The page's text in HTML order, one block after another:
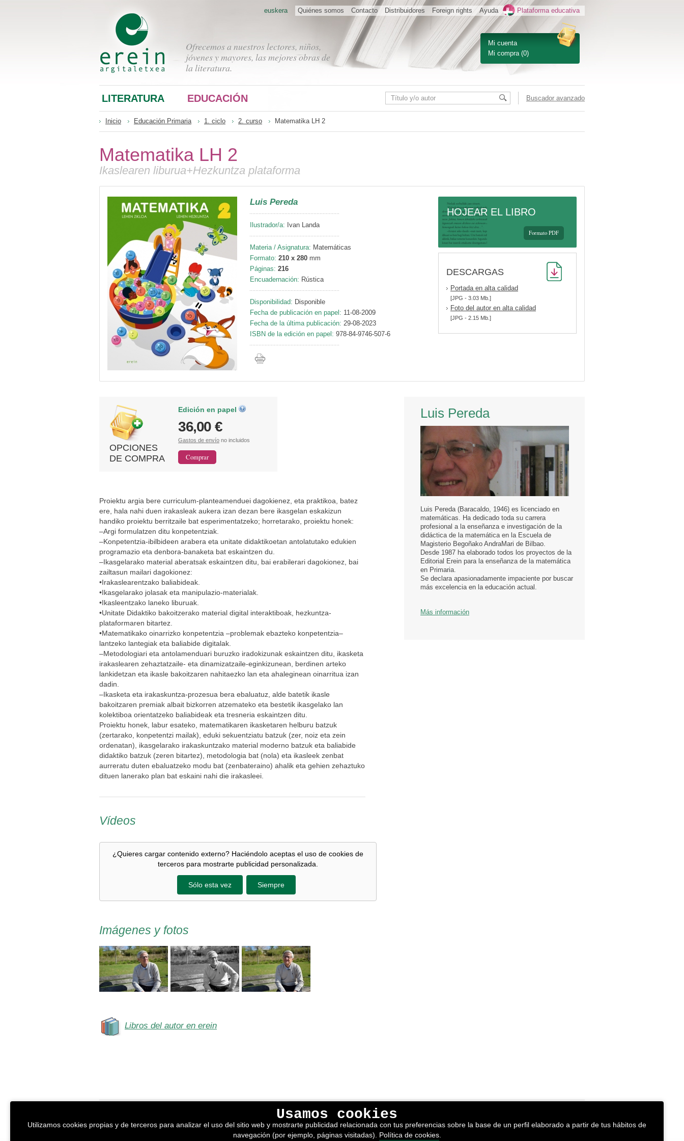
Mi cuenta
Mi compra (0)
Ofrecemos a nuestros lectores, niños,
jóvenes y mayores, las mejores obras de
la literatura.
Quiénes somos Contacto Distribuidores Foreign rights Ayuda Plataforma educativa
euskera
LITERATURA EDUCACIÓN Buscador avanzado
Inicio Educación Primaria 1. ciclo 2. curso Matematika LH 2
Matematika LH 2
Ikaslearen liburua+Hezkuntza plataforma
Luis Pereda
Ilustrador/a: Ivan Landa
Materia / Asignatura: Matemáticas
Formato: 210 x 280 mm
Páginas: 216
Encuadernación: Rústica
Disponibilidad: Disponible
Fecha de publicación en papel: 11-08-2009
Fecha de la última publicación: 29-08-2023
ISBN de la edición en papel: 978-84-9746-507-6
HOJEAR EL LIBRO
Formato PDF
DESCARGAS
Portada en alta calidad
[JPG - 3.03 Mb.]
Foto del autor en alta calidad
[JPG - 2.15 Mb.]
OPCIONES
DE COMPRA
Edición en papel
36,00 €
Gastos de envío no incluidos
Proiektu argia bere curriculum-planteamenduei dagokienez, eta praktikoa, batez
ere, hala nahi duen irakasleak aukera izan dezan bere ikasgelan eskakizun
handiko proiektu berritzaile bat esperimentatzeko; horretarako, proiektu honek:
–Argi formulatzen ditu konpetentziak.
–Konpetentzia-ibilbideen arabera eta unitate didaktikoetan antolatutako edukien
programazio eta denbora-banaketa bat eskaintzen du.
–Ikasgelarako material aberatsak eskaintzen ditu, bai erabilerari dagokionez, bai
zailtasun mailari dagokionez:
•Irakaslearentzako baliabideak.
•Ikasgelarako jolasak eta manipulazio-materialak.
•Ikasleentzako laneko liburuak.
•Unitate Didaktiko bakoitzerako material digital interaktiboak, hezkuntza-
plataformaren bitartez.
•Matematikako oinarrizko konpetentzia –problemak ebazteko konpetentzia–
lantzeko lantegiak eta baliabide digitalak.
–Metodologiari eta antolamenduari buruzko iradokizunak eskaintzen ditu, ikasketa
irakaslearen zehaztatzaile- eta dinamizatzaile-eginkizunean, berdinen arteko
lankidetzan eta ikasle bakoitzaren nahitaezko lan eta ahaleginean oinarritua izan
dadin.
–Ikasketa eta irakaskuntza-prozesua bera ebaluatuz, alde batetik ikasle
bakoitzaren premiak albait bizkorren atzemateko eta bestetik ikasgelako lan
kolektiboa orientatzeko baliabideak eta tresneria eskaintzen ditu.
Proiektu honek, labur esateko, matematikaren ikasketaren helburu batzuk
(zertarako, konpetentzi mailak), eduki sekuentziatu batzuk (zer, noiz eta zein
ordenatan), ikasgelarako irakaskuntzako material moderno batzuk eta baliabide
didaktiko batzuk (zeren bitartez), metodologia bat (nola) eta ikasleek zenbat
aurreratu duten ebaluatzeko modu bat (zenbateraino) ahalik eta gehien zehaztuko
dituen lanerako plan bat eskaini nahi die irakasleei.
Vídeos
¿Quieres cargar contenido externo? Haciéndolo aceptas el uso de cookies de
terceros para mostrarte publicidad personalizada.
Sólo esta vez Siempre
Imágenes y fotos
Libros del autor en erein
Luis Pereda
Luis Pereda (Baracaldo, 1946) es licenciado en
matemáticas. Ha dedicado toda su carrera
profesional a la enseñanza e investigación de la
didáctica de la matemática en la Escuela de
Magisterio Begoñako AndraMari de Bilbao.
Desde 1987 ha elaborado todos los proyectos de la
Editorial Erein para la enseñanza de la matemática
en Primaria.
Se declara apasionadamente impaciente por buscar
más excelencia en la educación actual.
Más información
Tolosa etorbidea 107.
Aviso legal y política de privacidad
Política de Cookies
Condiciones generales de venta
Usamos cookies
Utilizamos cookies propias y de terceros para analizar el uso del sitio web y mostrarte publicidad relacionada con tus preferencias sobre la base de un perfil elaborado a partir de tus hábitos de
navegación (por ejemplo, páginas visitadas). Política de cookies.